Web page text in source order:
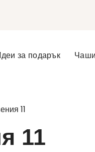
за подарък Чаши
11
11